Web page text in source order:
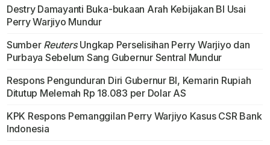
Destry Damayanti Buka-bukaan Arah Kebijakan BI Usai
Perry Warjiyo Mundur
Sumber ReutersUngkap Perselisihan Perry Warjiyo dan
Purbaya Sebelum Sang Gubernur Sentral Mundur
Respons Pengunduran Diri Gubernur BI, Kemarin Rupiah
Ditutup Melemah Rp 18.083 per Dolar AS
KPK Respons Pemanggilan Perry Warjiyo Kasus CSR Bank
Indonesia